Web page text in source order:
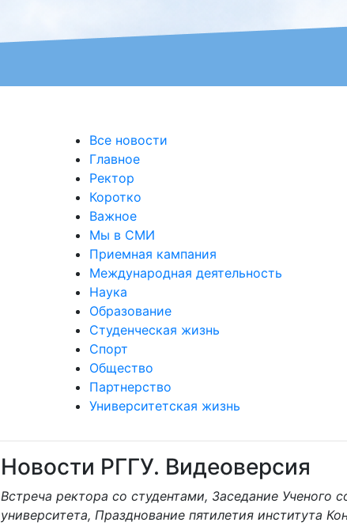
Все новости
Главное
Ректор
Коротко
Важное
Мы в СМИ
Приемная кампания
Международная деятельность
Наука
Образование
Студенческая жизнь
Спорт
Общество
Партнерство
Университетская жизнь
Новости РГГУ. Видеоверсия
Встреча ректора со студентами, Заседание Ученого
университета, Празднование пятилетия института